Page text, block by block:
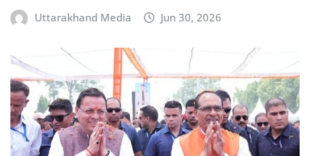
Uttarakhand Media Jun 30, 2026